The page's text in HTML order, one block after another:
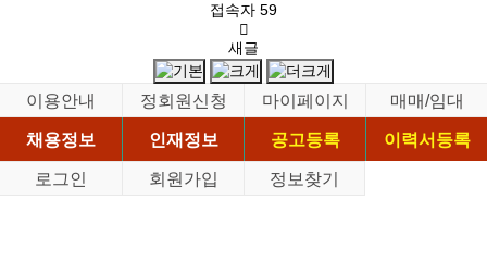
접속자 59
새글
이용안내 정회원신청 마이페이지
매매/임대
채용정보
인재정보 공고등록
이력서등록
로그인
회원가입 정보찾기